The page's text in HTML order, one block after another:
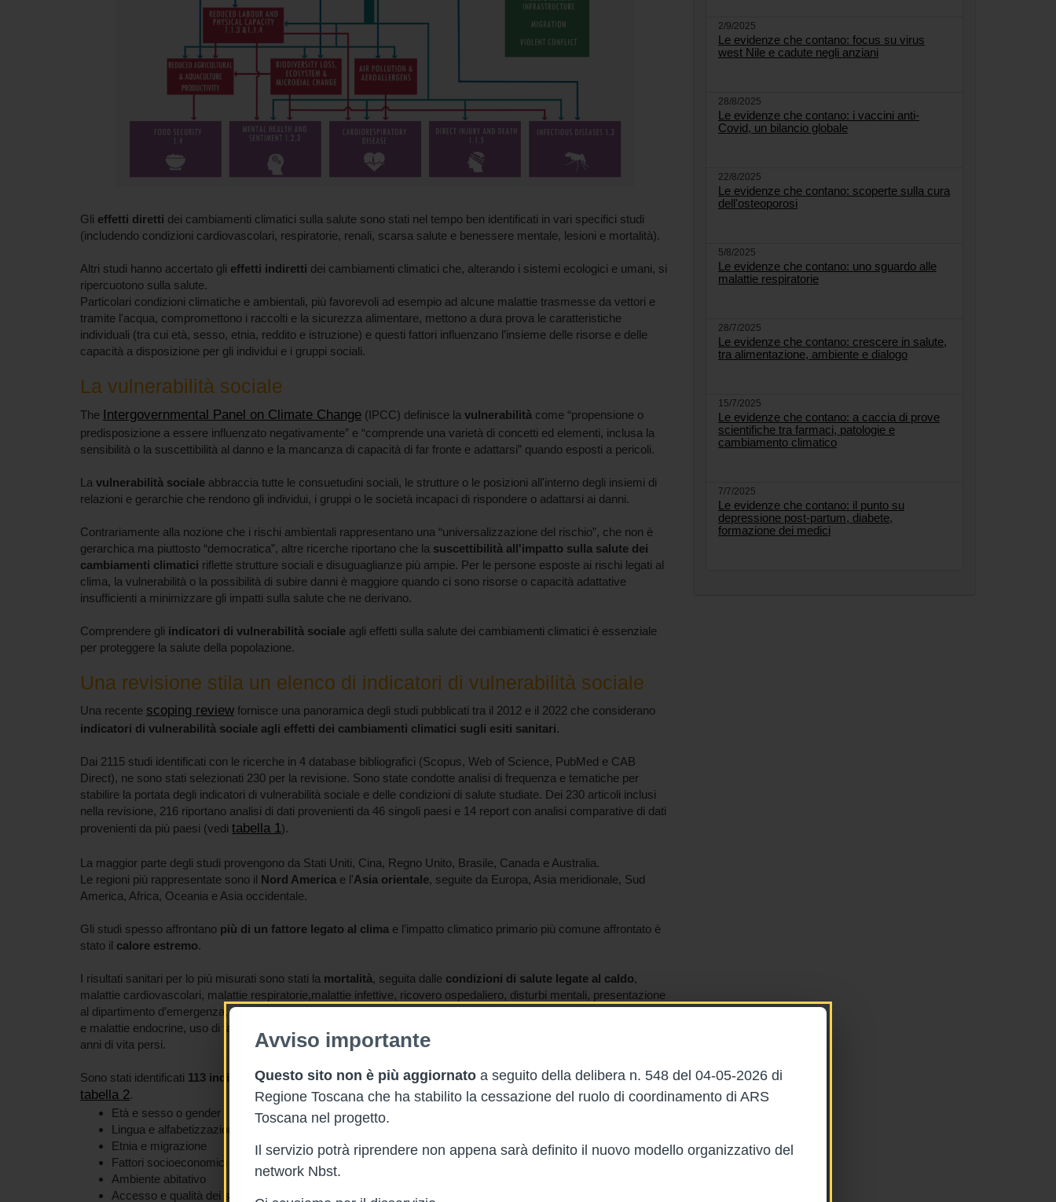
Avviso importante
Questo sito non è più aggiornato a seguito della delibera n. 548 del 04-05-2026 di
Regione Toscana che ha stabilito la cessazione del ruolo di coordinamento di ARS
Toscana nel progetto.
Il servizio potrà riprendere non appena sarà definito il nuovo modello organizzativo del
network Nbst.
Gli effetti diretti dei cambiamenti climatici sulla salute sono stati nel tempo ben identificati in vari specifici studi
(includendo condizioni cardiovascolari, respiratorie, renali, scarsa salute e benessere mentale, lesioni e mortalità).
Altri studi hanno accertato gli effetti indiretti dei cambiamenti climatici che, alterando i sistemi ecologici e umani, si
ripercuotono sulla salute.
Particolari condizioni climatiche e ambientali, più favorevoli ad esempio ad alcune malattie trasmesse da vettori e
tramite l'acqua, compromettono i raccolti e la sicurezza alimentare, mettono a dura prova le caratteristiche
individuali (tra cui età, sesso, etnia, reddito e istruzione) e questi fattori influenzano l’insieme delle risorse e delle
capacità a disposizione per gli individui e i gruppi sociali.
La vulnerabilità sociale
The Intergovernmental Panel on Climate Change (IPCC) definisce la vulnerabilità come “propensione o
predisposizione a essere influenzato negativamente” e “comprende una varietà di concetti ed elementi, inclusa la
sensibilità o la suscettibilità al danno e la mancanza di capacità di far fronte e adattarsi” quando esposti a pericoli.
La vulnerabilità sociale abbraccia tutte le consuetudini sociali, le strutture o le posizioni all'interno degli insiemi di
relazioni e gerarchie che rendono gli individui, i gruppi o le società incapaci di rispondere o adattarsi ai danni.
Contrariamente alla nozione che i rischi ambientali rappresentano una “universalizzazione del rischio”, che non è
gerarchica ma piuttosto “democratica”, altre ricerche riportano che la suscettibilità all'impatto sulla salute dei
cambiamenti climatici riflette strutture sociali e disuguaglianze più ampie. Per le persone esposte ai rischi legati al
clima, la vulnerabilità o la possibilità di subire danni è maggiore quando ci sono risorse o capacità adattative
insufficienti a minimizzare gli impatti sulla salute che ne derivano.
Comprendere gli indicatori di vulnerabilità sociale agli effetti sulla salute dei cambiamenti climatici è essenziale
per proteggere la salute della popolazione.
Una revisione stila un elenco di indicatori di vulnerabilità sociale
Una recente scoping review fornisce una panoramica degli studi pubblicati tra il 2012 e il 2022 che considerano
indicatori di vulnerabilità sociale agli effetti dei cambiamenti climatici sugli esiti sanitari.
Dai 2115 studi identificati con le ricerche in 4 database bibliografici (Scopus, Web of Science, PubMed e CAB
Direct), ne sono stati selezionati 230 per la revisione. Sono state condotte analisi di frequenza e tematiche per
stabilire la portata degli indicatori di vulnerabilità sociale e delle condizioni di salute studiate. Dei 230 articoli inclusi
nella revisione, 216 riportano analisi di dati provenienti da 46 singoli paesi e 14 report con analisi comparative di dati
provenienti da più paesi (vedi tabella 1).
La maggior parte degli studi provengono da Stati Uniti, Cina, Regno Unito, Brasile, Canada e Australia.
Le regioni più rappresentate sono il Nord America e l'Asia orientale, seguite da Europa, Asia meridionale, Sud
America, Africa, Oceania e Asia occidentale.
Gli studi spesso affrontano più di un fattore legato al clima e l’impatto climatico primario più comune affrontato è
stato il calore estremo.
I risultati sanitari per lo più misurati sono stati la mortalità, seguita dalle condizioni di salute legate al caldo,
malattie cardiovascolari, malattie respiratorie,malattie infettive, ricovero ospedaliero, disturbi mentali, presentazione
al dipartimento d’emergenza, malattie del sistema genito-urinario, gastrointestinali, nutrizionali, ipertensione, diabete
e malattie endocrine, uso di farmaci, lesioni, condizioni neonatali, malattie del sistema nervoso, disturbi del sonno e
anni di vita persi.
Sono stati identificati 113 indicatori di vulnerabilità socialeche coprono15 aree, riportate dettagliatamente nella
tabella 2.
Età e sesso o gender
Lingua e alfabetizzazione
Etnia e migrazione
Fattori socioeconomici
Ambiente abitativo
Accesso e qualità dei servizi e delle infrastrutture
2/9/2025
Le evidenze che contano: focus su virus
west Nile e cadute negli anziani
28/8/2025
Le evidenze che contano: i vaccini anti-
Covid, un bilancio globale
22/8/2025
Le evidenze che contano: scoperte sulla cura
dell'osteoporosi
5/8/2025
Le evidenze che contano: uno sguardo alle
malattie respiratorie
28/7/2025
Le evidenze che contano: crescere in salute,
tra alimentazione, ambiente e dialogo
15/7/2025
Le evidenze che contano: a caccia di prove
scientifiche tra farmaci, patologie e
cambiamento climatico
7/7/2025
Le evidenze che contano: il punto su
depressione post-partum, diabete,
formazione dei medici